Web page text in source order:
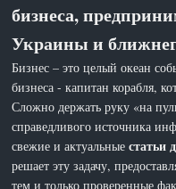
бизнеса,
Украины и
Бизнес – это целый океан
бизнеса - капитан корабля,
Сложно держать руку «на
справедливого источника
свежие и актуальныестатьи
решает эту задачу,
тем и только проверенные